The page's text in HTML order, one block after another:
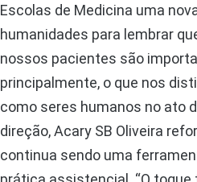
Escolas de Medicina uma
humanidades para lembrar
nossos pacientes são
principalmente, o que nos
como seres humanos no ato
direção, Acary SB Oliveira
continua sendo uma